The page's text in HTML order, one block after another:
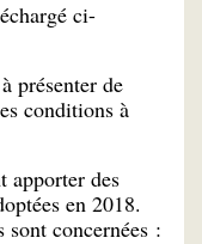
ci-
présenter de
conditions à
apporter des
en 2018.
concernées :